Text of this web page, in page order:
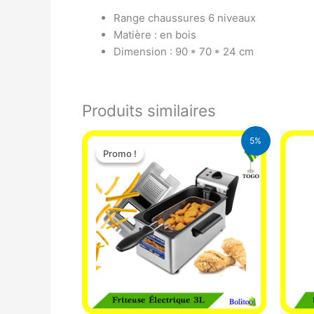
Range chaussures 6 niveaux
Matière : en bois
Dimension : 90 * 70 * 24 cm
Produits similaires
5%
Promo !
Promo !
Le
initial
était :
39.000 CFA.
Le
est :
37.000 CFA.